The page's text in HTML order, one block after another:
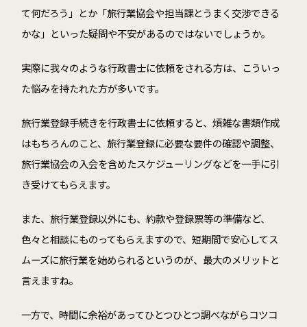
て何だろう」とか「旅行業協会や担当課とうまく交渉できる
かな」といった疑問や不安があるのではないでしょうか。
実際に我々のような行政書士に依頼をされる方は、こういっ
た悩みを持たれた方が多いです。
旅行業登録手続きを行政書士に依頼すると、煩雑な書類作成
はもちろんのこと、旅行業登録に必要な要件の確認や調整、
旅行業協会の入会を含めたスケジューリングなどを一手に引
き受けてもらえます。
また、旅行業登録以外にも、約款や登録票等の準備など、
色々と相談にものってもらえますので、短期間で安心してス
ムーズに旅行業を始められるというのが、最大のメリットと
言えますね。
一方で、時間に余裕があってひとつひとつ調べながらコツコ